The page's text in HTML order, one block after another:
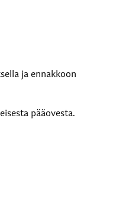
ja ennakkoon
pääovesta.